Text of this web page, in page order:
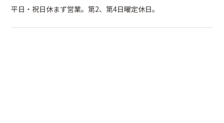
平日・祝日休まず営業。第2、第4日曜定休日。